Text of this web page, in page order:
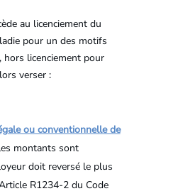
au licenciement du
pour un des motifs
licenciement pour
verser :
ou conventionnelle de
montants sont
doit reversé le plus
R1234-2 du Code